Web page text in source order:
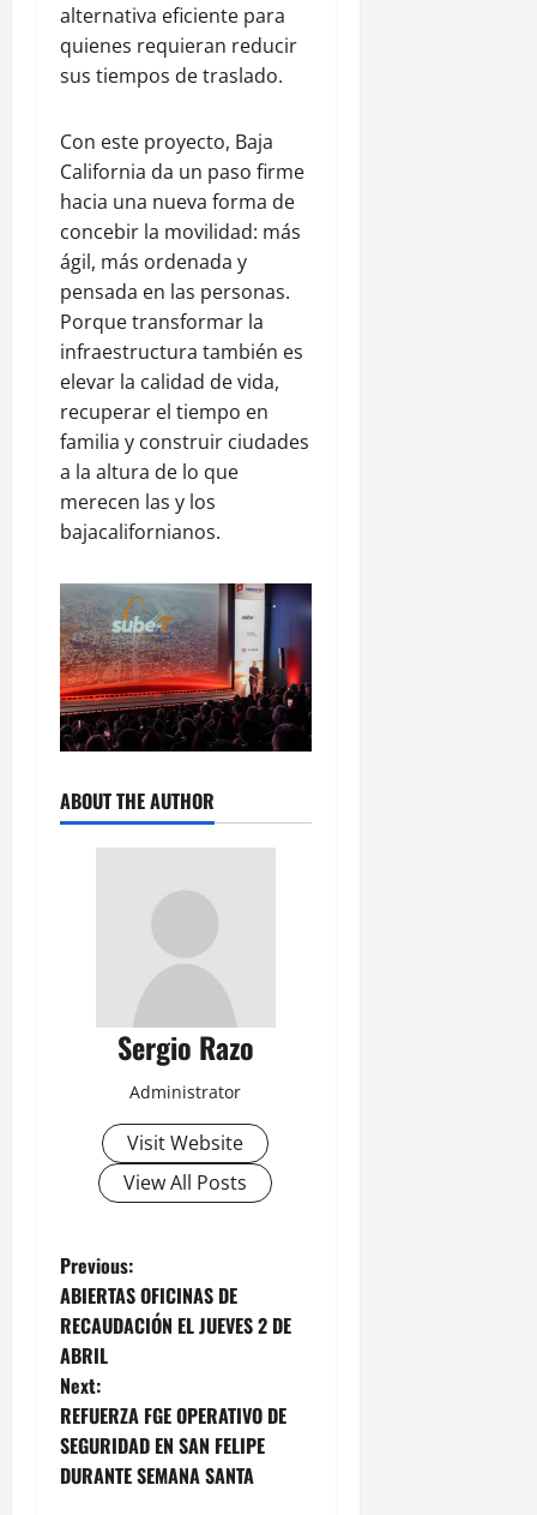
alternativa eficiente para
quienes requieran reducir
sus tiempos de traslado.
Con este proyecto, Baja
California da un paso firme
hacia una nueva forma de
concebir la movilidad: más
ágil, más ordenada y
pensada en las personas.
Porque transformar la
infraestructura también es
elevar la calidad de vida,
recuperar el tiempo en
familia y construir ciudades
a la altura de lo que
merecen las y los
bajacalifornianos.
ABOUT THE AUTHOR
Sergio Razo
Administrator
Visit Website
View All Posts
P
o
s
t
n
Previous:
ABIERTAS OFICINAS DE
RECAUDACIÓN EL JUEVES 2 DE
ABRIL
Next:
REFUERZA FGE OPERATIVO DE
SEGURIDAD EN SAN FELIPE
DURANTE SEMANA SANTA